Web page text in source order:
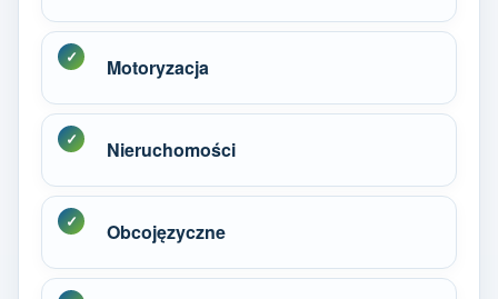
Motoryzacja
Nieruchomości
Obcojęzyczne